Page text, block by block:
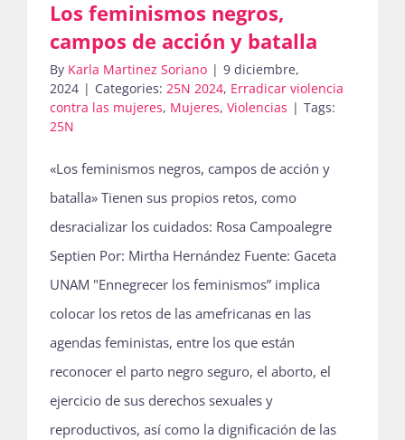
Los feminismos negros,
campos de acción y batalla
By Karla Martinez Soriano | 9 diciembre,
2024 | Categories: 25N 2024, Erradicar violencia
contra las mujeres, Mujeres, Violencias | Tags:
25N
«Los feminismos negros, campos de acción y
batalla» Tienen sus propios retos, como
desracializar los cuidados: Rosa Campoalegre
Septien Por: Mirtha Hernández Fuente: Gaceta
UNAM "Ennegrecer los feminismos” implica
colocar los retos de las amefricanas en las
agendas feministas, entre los que están
reconocer el parto negro seguro, el aborto, el
ejercicio de sus derechos sexuales y
reproductivos, así como la dignificación de las